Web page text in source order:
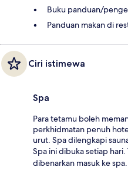
Buku panduan/
Panduan makan di
Ciri istimewa
Spa
Para tetamu boleh
perkhidmatan penuh
urut. Spa dilengkapi
Spa ini dibuka setiap
dibenarkan masuk ke spa.